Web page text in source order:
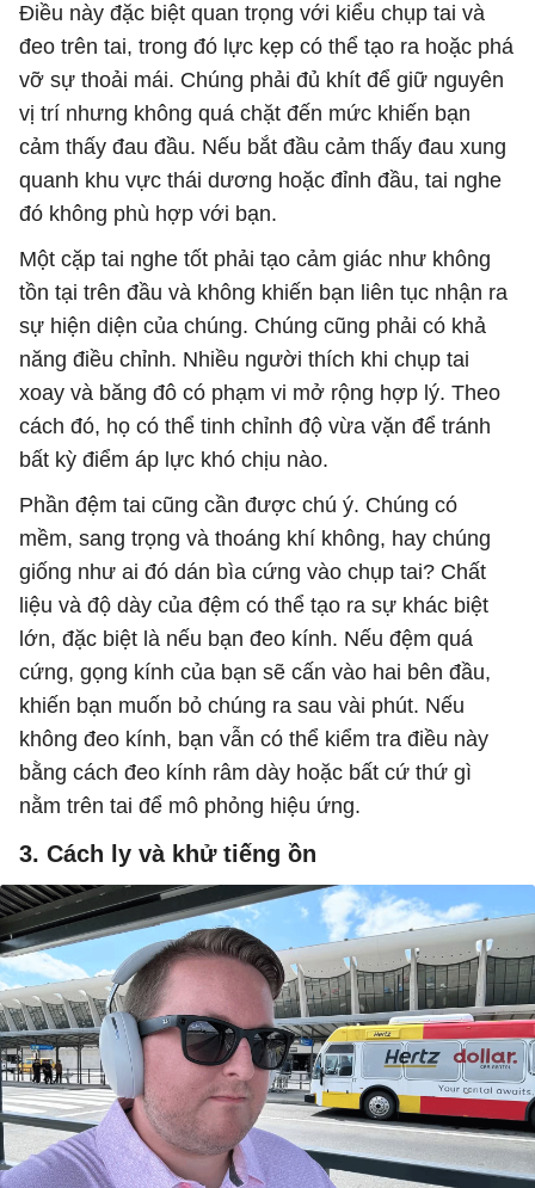
Điều này đặc biệt quan trọng với kiểu chụp tai và
đeo trên tai, trong đó lực kẹp có thể tạo ra hoặc phá
vỡ sự thoải mái. Chúng phải đủ khít để giữ nguyên
vị trí nhưng không quá chặt đến mức khiến bạn
cảm thấy đau đầu. Nếu bắt đầu cảm thấy đau xung
quanh khu vực thái dương hoặc đỉnh đầu, tai nghe
đó không phù hợp với bạn.
Một cặp tai nghe tốt phải tạo cảm giác như không
tồn tại trên đầu và không khiến bạn liên tục nhận ra
sự hiện diện của chúng. Chúng cũng phải có khả
năng điều chỉnh. Nhiều người thích khi chụp tai
xoay và băng đô có phạm vi mở rộng hợp lý. Theo
cách đó, họ có thể tinh chỉnh độ vừa vặn để tránh
bất kỳ điểm áp lực khó chịu nào.
Phần đệm tai cũng cần được chú ý. Chúng có
mềm, sang trọng và thoáng khí không, hay chúng
giống như ai đó dán bìa cứng vào chụp tai? Chất
liệu và độ dày của đệm có thể tạo ra sự khác biệt
lớn, đặc biệt là nếu bạn đeo kính. Nếu đệm quá
cứng, gọng kính của bạn sẽ cấn vào hai bên đầu,
khiến bạn muốn bỏ chúng ra sau vài phút. Nếu
không đeo kính, bạn vẫn có thể kiểm tra điều này
bằng cách đeo kính râm dày hoặc bất cứ thứ gì
nằm trên tai để mô phỏng hiệu ứng.
3. Cách ly và khử tiếng ồn​​​​​​